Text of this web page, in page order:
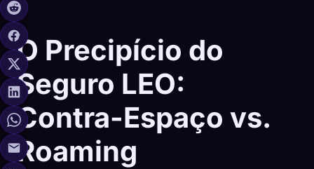
O Precipício do
Seguro LEO:
Contra-Espaço vs.
Roaming